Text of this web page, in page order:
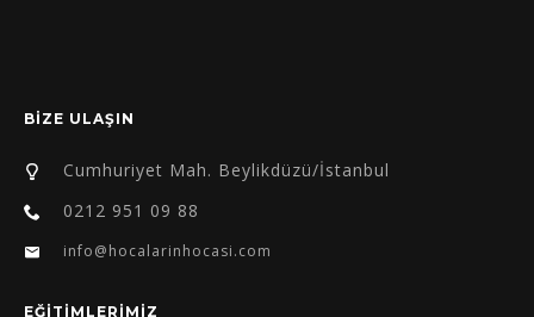
BİZE ULAŞIN
Cumhuriyet Mah. Beylikdüzü/İstanbul
0212 951 09 88
info@hocalarinhocasi.com
EĞİTİMLERİMİZ